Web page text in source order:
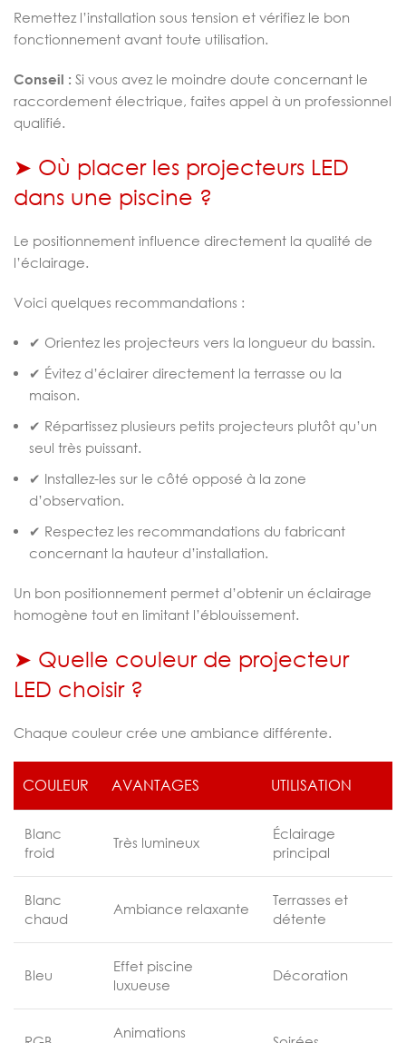
Remettez l’installation sous tension et vérifiez le bon
fonctionnement avant toute utilisation.
Conseil : Si vous avez le moindre doute concernant le
raccordement électrique, faites appel à un professionnel
qualifié.
➤ Où placer les projecteurs LED
dans une piscine ?
Le positionnement influence directement la qualité de
l’éclairage.
Voici quelques recommandations :
✔ Orientez les projecteurs vers la longueur du bassin.
✔ Évitez d’éclairer directement la terrasse ou la
maison.
✔ Répartissez plusieurs petits projecteurs plutôt qu’un
seul très puissant.
✔ Installez-les sur le côté opposé à la zone
d’observation.
✔ Respectez les recommandations du fabricant
concernant la hauteur d’installation.
Un bon positionnement permet d’obtenir un éclairage
homogène tout en limitant l’éblouissement.
➤ Quelle couleur de projecteur
LED choisir ?
Chaque couleur crée une ambiance différente.
COULEUR AVANTAGES UTILISATION
Blanc
froid
Très lumineux
Éclairage
principal
Blanc
chaud
Ambiance relaxante
Terrasses et
détente
Bleu
Effet piscine
luxueuse
Décoration
Animations